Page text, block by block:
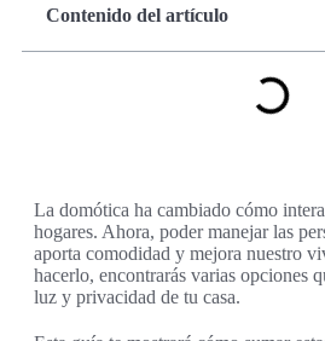
Contenido del artículo
La domótica ha cambiado cómo
hogares. Ahora, poder manejar las
aporta comodidad y mejora nuestro
hacerlo, encontrarás varias opciones
luz y privacidad de tu casa.